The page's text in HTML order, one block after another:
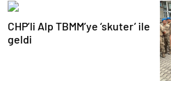
CHP’li Alp TBMM’ye ‘skuter’ ile
geldi